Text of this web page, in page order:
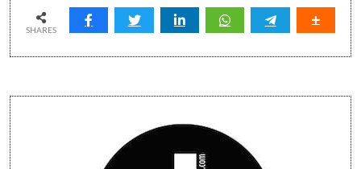
bolsillo:
aumenta
productividad
SHARES
Sidebar